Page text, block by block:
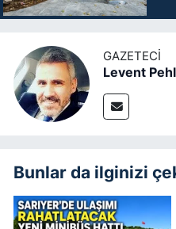
GAZETECI
Levent
Bunlar da ilginizi